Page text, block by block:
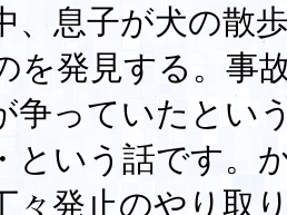
、息子が犬の散
を発見する。事
争っていたとい
という話です。
々発止のやり取